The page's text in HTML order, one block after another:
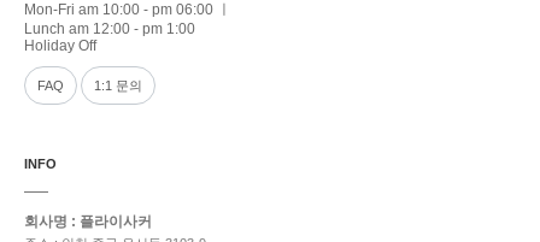
Mon-Fri am 10:00 - pm 06:00 ㅣ
Lunch am 12:00 - pm 1:00
Holiday Off
FAQ 1:1 문의
INFO
회사명 : 플라이사커